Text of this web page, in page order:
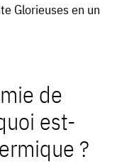
Glorieuses en un
de
est-
?